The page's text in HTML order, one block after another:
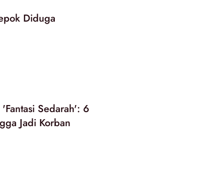
Diduga
Sedarah': 6
Jadi Korban